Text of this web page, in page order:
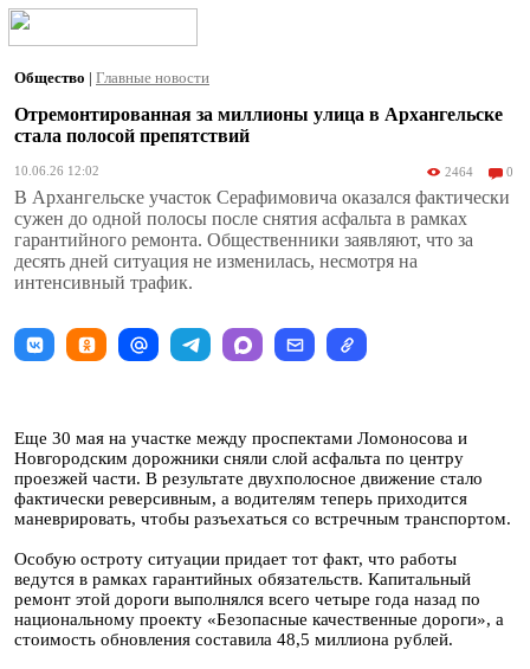
Общество | Главные новости
Отремонтированная за миллионы улица в Архангельске
стала полосой препятствий
10.06.26 12:02 2464 0
В Архангельске участок Серафимовича оказался фактически
сужен до одной полосы после снятия асфальта в рамках
гарантийного ремонта. Общественники заявляют, что за
десять дней ситуация не изменилась, несмотря на
интенсивный трафик.
Еще 30 мая на участке между проспектами Ломоносова и
Новгородским дорожники сняли слой асфальта по центру
проезжей части. В результате двухполосное движение стало
фактически реверсивным, а водителям теперь приходится
маневрировать, чтобы разъехаться со встречным транспортом.
Особую остроту ситуации придает тот факт, что работы
ведутся в рамках гарантийных обязательств. Капитальный
ремонт этой дороги выполнялся всего четыре года назад по
национальному проекту «Безопасные качественные дороги», а
стоимость обновления составила 48,5 миллиона рублей.